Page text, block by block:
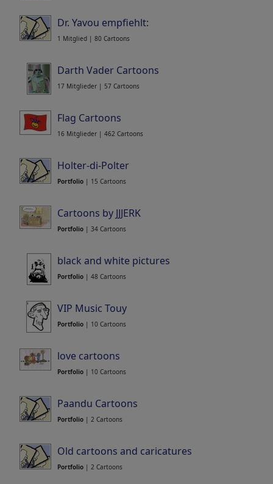
Dr. Yavou empfiehlt:
1 Mitglied | 80 Cartoons
Darth Vader Cartoons
17 Mitglieder | 57 Cartoons
Flag Cartoons
16 Mitglieder | 462 Cartoons
Holter-di-Polter
Portfolio | 15 Cartoons
Cartoons by JJJERK
Portfolio | 34 Cartoons
black and white pictures
Portfolio | 48 Cartoons
VIP Music Touy
Portfolio | 10 Cartoons
love cartoons
Portfolio | 10 Cartoons
Paandu Cartoons
Portfolio | 2 Cartoons
Old cartoons and caricatures
Portfolio | 2 Cartoons